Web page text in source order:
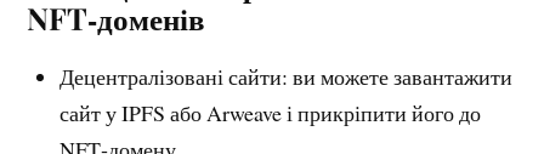
NFT‑доменів
Децентралізовані сайти: ви можете завантажити
сайт у IPFS або Arweave і прикріпити його до